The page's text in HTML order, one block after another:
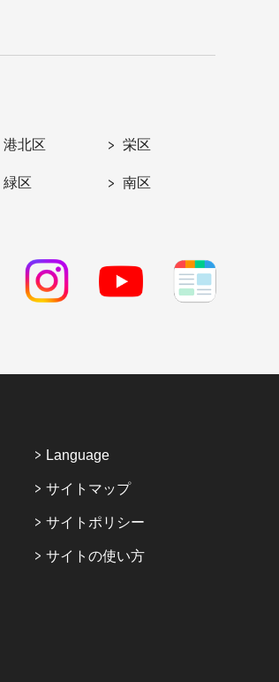
港北区 栄区
緑区 南区
Language
サイトマップ
サイトポリシー
サイトの使い方